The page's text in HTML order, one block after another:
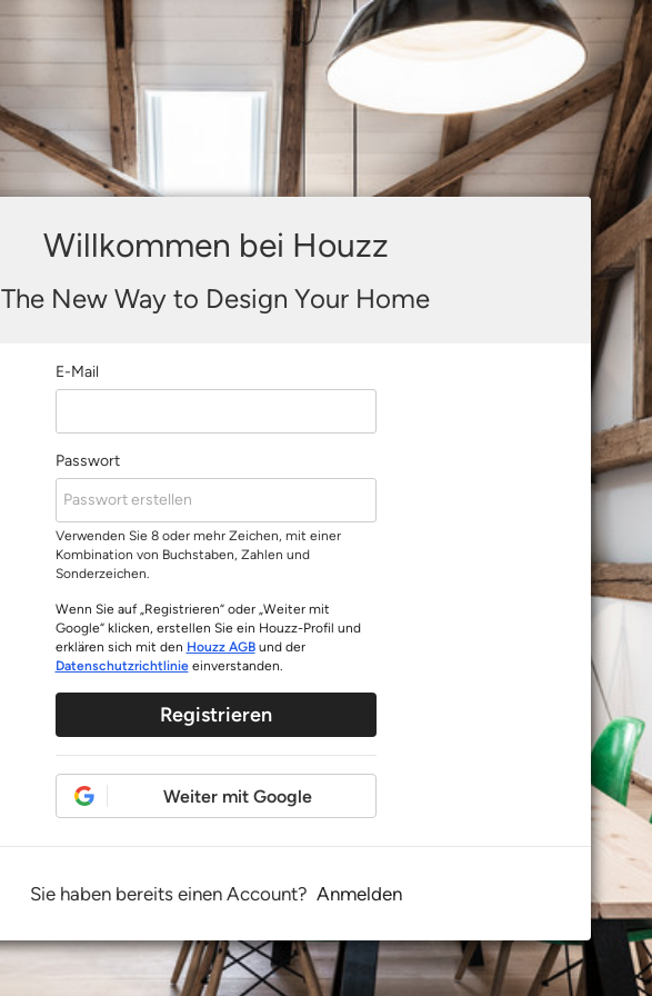
Willkommen bei Houzz
The New Way to Design Your Home
E-Mail
Passwort
Verwenden Sie 8 oder mehr Zeichen, mit einer
Kombination von Buchstaben, Zahlen und
Sonderzeichen.
Wenn Sie auf „Registrieren“ oder „Weiter mit
Google“ klicken, erstellen Sie ein Houzz-Profil und
erklären sich mit den Houzz AGBund der
Datenschutzrichtlinieeinverstanden.
Registrieren
Weiter mit Google
Sie haben bereits einen Account? Anmelden